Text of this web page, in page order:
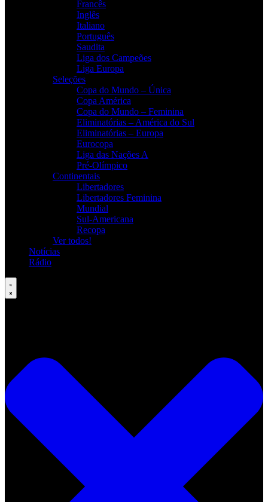
Francês
Inglês
Italiano
Português
Saudita
Liga dos Campeões
Liga Europa
Seleções
Copa do Mundo – Única
Copa América
Copa do Mundo – Feminina
Eliminatórias – América do Sul
Eliminatórias – Europa
Eurocopa
Liga das Nações A
Pré-Olímpico
Continentais
Libertadores
Libertadores Feminina
Mundial
Sul-Americana
Recopa
Ver todos!
Notícias
Rádio